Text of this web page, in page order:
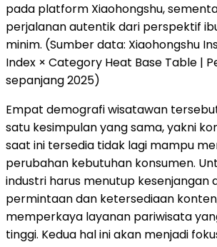
pada platform Xiaohongshu,
perjalanan autentik dari perspektif
minim. (Sumber data: Xiaohongshu
Index × Category Heat Base Table |
sepanjang 2025)
Empat demografi wisatawan
satu kesimpulan yang sama, yakni
saat ini tersedia tidak lagi mampu
perubahan kebutuhan konsumen.
industri harus menutup kesenjangan
permintaan dan ketersediaan
memperkaya layanan pariwisata
tinggi. Kedua hal ini akan menjadi